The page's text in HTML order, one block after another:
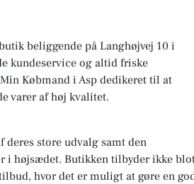
beliggende på Langhøjvej 10 i
kundeservice og altid friske
Købmand i Asp dedikeret til at
varer af høj kvalitet.
deres store udvalg samt den
i højsædet. Butikken tilbyder ikke
hvor det er muligt at gøre en